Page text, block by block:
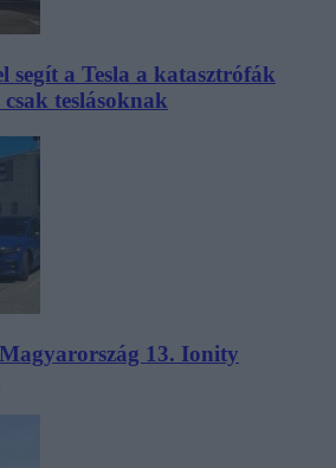
segít a Tesla a katasztrófák
teslásoknak
13. Ionity